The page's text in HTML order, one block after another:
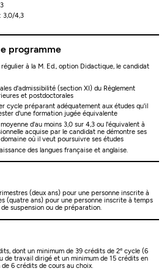
3,0/4,3
programme
à la M. Ed., option Didactique, le candidat
d'admissibilité (section XI) du Règlement
et postdoctorales
cycle préparant adéquatement aux études qu'il
d'une formation jugée équivalente
d'au moins 3,0 sur 4,3 ou l'équivalent à
acquise par le candidat ne démontre ses
où il veut poursuivre ses études
des langues française et anglaise.
(deux ans) pour une personne inscrite à
(quatre ans) pour une personne inscrite à temps
suspension ou de préparation.
dont un minimum de 39 crédits de 2e cycle (6
travail dirigé et un minimum de 15 crédits en
6 crédits de cours au choix.